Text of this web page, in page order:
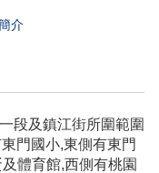
介
段及鎮江街所圍範圍
門國小,東側有東門
體育館,西側有桃園